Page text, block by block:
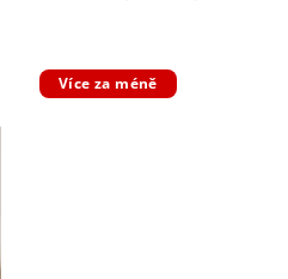
Více za méně